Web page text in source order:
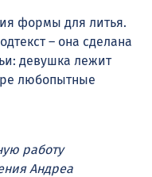
формы для литья.
– она сделана
девушка лежит
любопытные
работу
Андреа